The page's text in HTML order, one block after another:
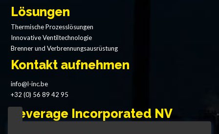
Lösungen
Thermische Prozesslösungen
Innovative Ventiltechnologie
Brenner und Verbrennungsausrüstung
Kontakt aufnehmen
info@l-inc.be
+32 (0) 56 89 42 95
Leverage Incorporated NV